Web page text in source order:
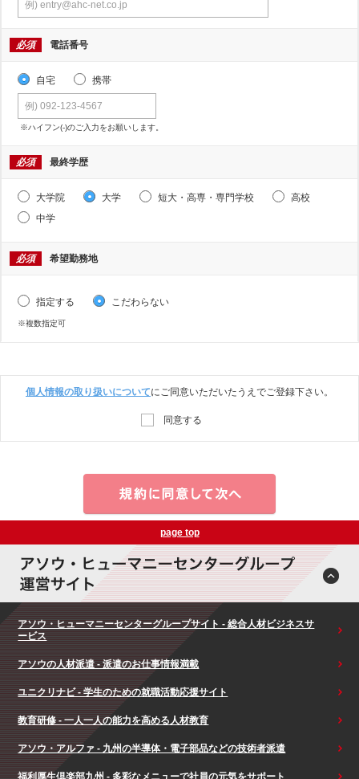
必須 電話番号
自宅 携帯
※ハイフン(-)のご入力をお願いします。
必須 最終学歴
大学院 大学 短大・高専・専門学校
高校
中学
必須 希望勤務地
指定する こだわらない
※複数指定可
個人情報の取り扱いについてにご同意いただいたうえでご登録下さい。
同意する
page top
アソウ・ヒューマニーセンターグループサイト - 総合人材ビジネスサ
ービス
アソウの人材派遣 - 派遣のお仕事情報満載
ユニクリナビ - 学生のための就職活動応援サイト
教育研修 - 一人一人の能力を高める人材教育
アソウ・アルファ - 九州の半導体・電子部品などの技術者派遣
福利厚生倶楽部九州 - 多彩なメニューで社員の元気をサポート